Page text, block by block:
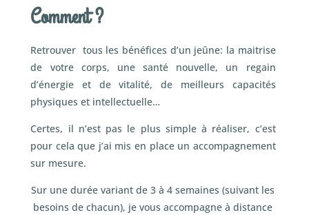
Comment ?
Retrouver tous les bénéfices d’un jeûne: la maitrise
de votre corps, une santé nouvelle, un regain
d’énergie et de vitalité, de meilleurs capacités
physiques et intellectuelle…
Certes, il n’est pas le plus simple à réaliser, c’est
pour cela que j’ai mis en place un accompagnement
sur mesure.
Sur une durée variant de 3 à 4 semaines (suivant les
besoins de chacun), je vous accompagne à distance